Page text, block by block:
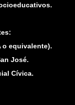
o equivalente).
José.
Cívica.